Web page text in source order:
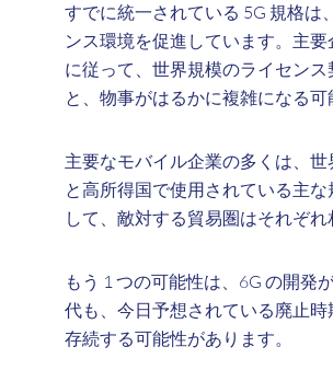
すでに統一されている 5G 規格は
ンス環境を促進しています。主
に従って、世界規模のライセン
と、物事がはるかに複雑になる可
主要なモバイル企業の多くは、
と高所得国で使用されている主
して、敵対する貿易圏はそれぞ
もう 1 つの可能性は、6G の開発
代も、今日予想されている廃止
存続する可能性があります。